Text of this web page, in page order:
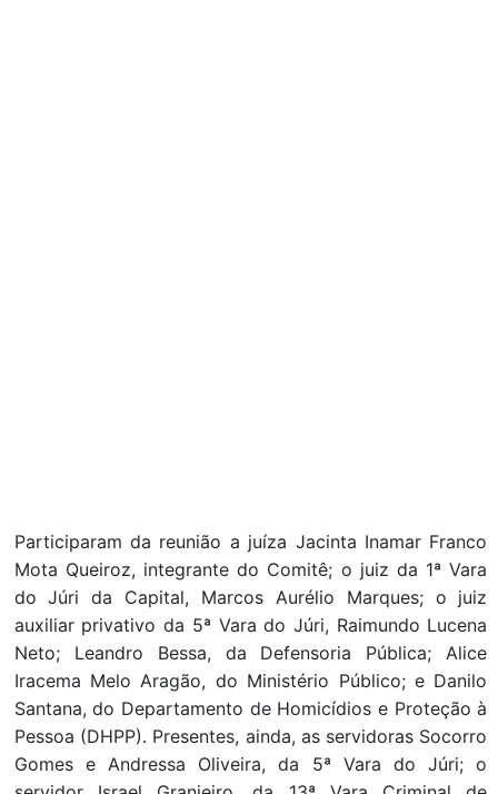
Participaram da reunião a juíza Jacinta Inamar Franco
Mota Queiroz, integrante do Comitê; o juiz da 1ª Vara
do Júri da Capital, Marcos Aurélio Marques; o juiz
auxiliar privativo da 5ª Vara do Júri, Raimundo Lucena
Neto; Leandro Bessa, da Defensoria Pública; Alice
Iracema Melo Aragão, do Ministério Público; e Danilo
Santana, do Departamento de Homicídios e Proteção à
Pessoa (DHPP). Presentes, ainda, as servidoras Socorro
Gomes e Andressa Oliveira, da 5ª Vara do Júri; o